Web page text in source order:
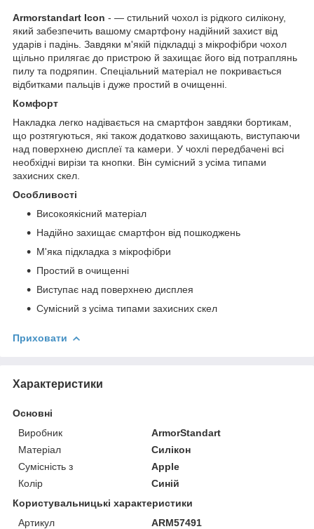
Armorstandart Icon - — стильний чохол із рідкого силікону,
який забезпечить вашому смартфону надійний захист від
ударів і падінь. Завдяки м'якій підкладці з мікрофібри чохол
щільно прилягає до пристрою й захищає його від потраплянь
пилу та подряпин. Спеціальний матеріал не покривається
відбитками пальців і дуже простий в очищенні.
Комфорт
Накладка легко надівається на смартфон завдяки бортикам,
що розтягуються, які також додатково захищають, виступаючи
над поверхнею дисплеї та камери. У чохлі передбачені всі
необхідні вирізи та кнопки. Він сумісний з усіма типами
захисних скел.
Особливості
Високоякісний матеріал
Надійно захищає смартфон від пошкоджень
М'яка підкладка з мікрофібри
Простий в очищенні
Виступає над поверхнею дисплея
Сумісний з усіма типами захисних скел
Приховати
Характеристики
Основні
Виробник
ArmorStandart
Матеріал
Силікон
Сумісність з
Apple
Колір
Синій
Користувальницькі характеристики
Артикул
ARM57491